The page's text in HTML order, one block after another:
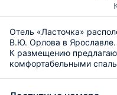
Отель «Ласточка»
В.Ю. Орлова в Ярославле.
К размещению
комфортабельными